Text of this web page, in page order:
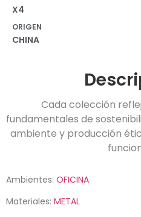
X4
ORIGEN
CHINA
Cada colección
fundamentales de
ambiente y producción
Ambientes: OFICINA
Materiales: METAL